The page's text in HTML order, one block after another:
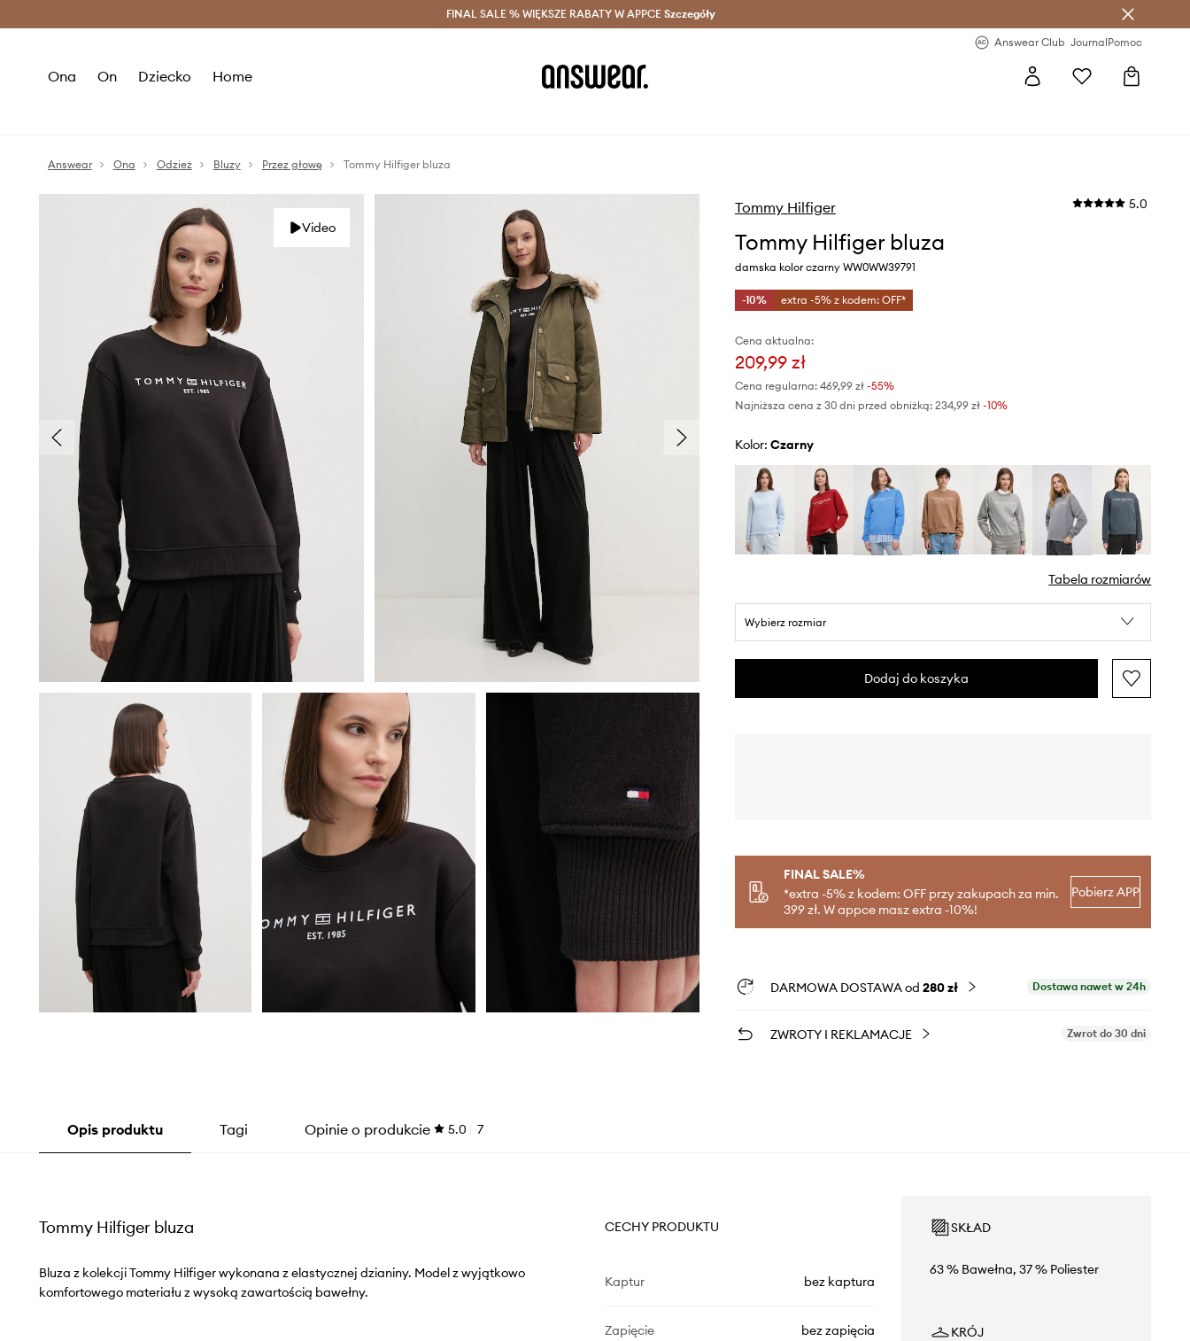
Oszczędzaj z Answear Club > Dostawa nawet w 24h >
FINAL SALE % WIĘKSZE RABATY W APPCE Szczegóły
Answear Club JournalPomoc
Ona On Dziecko Home
Answear Ona Odzież Bluzy Przez głowę Tommy Hilfiger bluza
Video
Tommy Hilfiger 5.0
Tommy Hilfiger bluza
damska kolor czarny WW0WW39791
-10% extra -5% z kodem: OFF*
Cena aktualna:
209,99 zł
Cena regularna: 469,99 zł-55%
Najniższa cena z 30 dni przed obniżką: 234,99 zł -10%
Kolor: czarny
Tabela rozmiarów
Wybierz rozmiar
Dodaj do koszyka
FINAL SALE%
*extra -5% z kodem: OFF przy zakupach za min.
399 zł. W appce masz extra -10%!
Pobierz APP
DARMOWA DOSTAWA od 280 zł Dostawa nawet w 24h
ZWROTY I REKLAMACJE Zwrot do 30 dni
Opis produktu Tagi Opinie o produkcie 5.0 7
Tommy Hilfiger bluza
Bluza z kolekcji Tommy Hilfiger wykonana z elastycznej dzianiny. Model z wyjątkowo
komfortowego materiału z wysoką zawartością bawełny.
CECHY PRODUKTU
Kaptur bez kaptura
Zapięcie bez zapięcia
SKŁAD
63 % Bawełna, 37 % Poliester
KRÓJ